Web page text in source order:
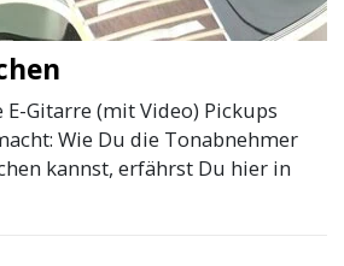
Gitarre (mit Video) Pickups
Wie Du die Tonabnehmer
kannst, erfährst Du hier in